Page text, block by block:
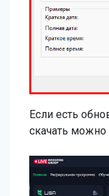
Если есть
скачать